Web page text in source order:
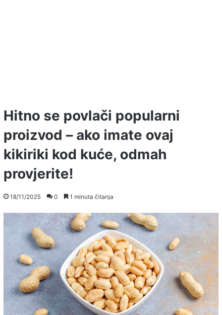
Hitno se povlači popularni
proizvod – ako imate ovaj
kikiriki kod kuće, odmah
provjerite!
18/11/2025 0 1 minuta čitanja